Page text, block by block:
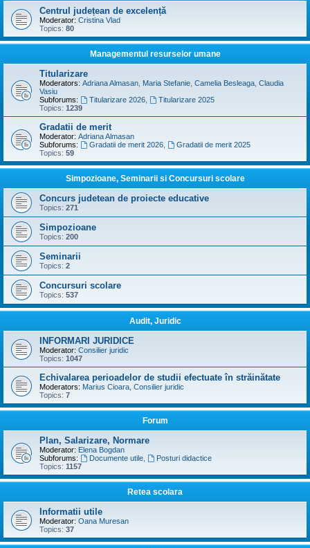
Centrul județean de excelență
Moderator: Cristina Vlad
Topics: 80
Managementul resurselor umane
Titularizare
Moderators: Adriana Almasan Maria Stefanie Camelia Besleaga Claudia
Vasiu
Subforums:
Titularizare 2026,
Titularizare 2025
Topics: 1239
Gradatii de merit
Moderator: Adriana Almasan
Subforums:
Gradatii de merit 2026,
Gradatii de merit 2025
Topics: 59
Simpozioane, Seminarii si Concursuri scolare
Concurs judetean de proiecte educative
Topics: 271
Simpozioane
Topics: 200
Seminarii
Topics: 2
Concursuri scolare
Topics: 537
Audit, Juridic
INFORMARI JURIDICE
Moderator: Consilier juridic
Topics: 1047
Echivalarea perioadelor de studii efectuate în străinătate
Moderators: Marius Cioara Consilier juridic
Topics: 7
Forum
Plan, Salarizare, Normare
Moderator: Elena Bogdan
Subforums:
Documente utile,
Posturi didactice
Topics: 1157
Retea scolara
Informatii utile
Moderator: Oana Muresan
Topics: 37